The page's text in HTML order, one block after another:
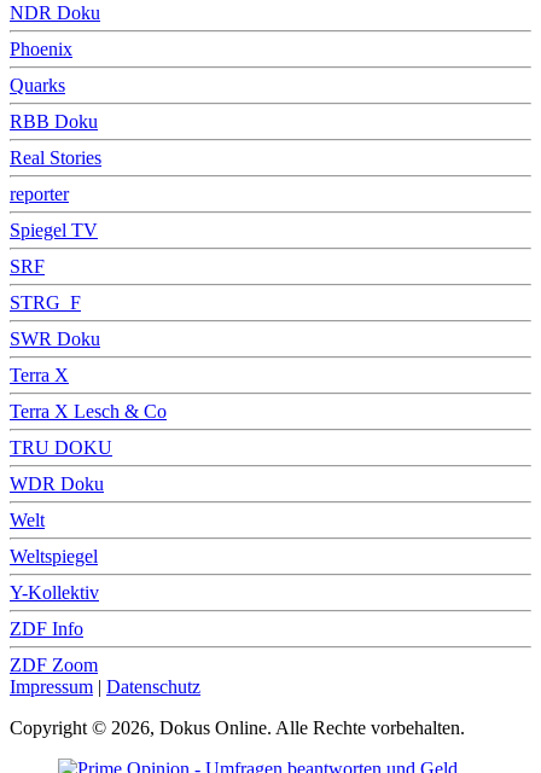
NDR Doku
Phoenix
Quarks
RBB Doku
Real Stories
reporter
Spiegel TV
SRF
STRG_F
SWR Doku
Terra X
Terra X Lesch & Co
TRU DOKU
WDR Doku
Welt
Weltspiegel
Y-Kollektiv
ZDF Info
ZDF Zoom
Impressum | Datenschutz
Copyright © 2026, Dokus Online. Alle Rechte vorbehalten.